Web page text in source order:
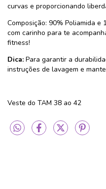
curvas e proporcionando
Composição: 90% Poliamida
com carinho para te
fitness!
Dica: Para garantir a
instruções de lavagem e
Veste do TAM 38 ao 42